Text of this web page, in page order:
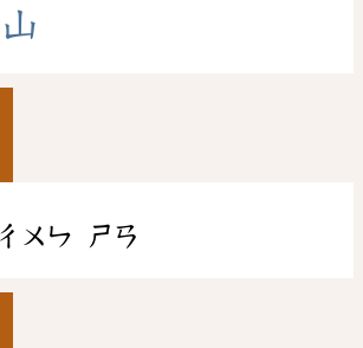
山
ㄔㄨㄣ ㄕㄢ